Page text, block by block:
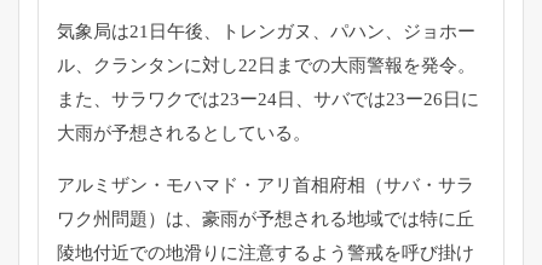
気象局は21日午後、トレンガヌ、パハン、ジョホー
ル、
クランタンに対し22日までの大雨警報を発令。
また、 サラワクでは23ー24日、 サバでは23ー26日に
大雨が予想されるとしている。
アルミザン・モハマド・アリ首相府相（サバ・サラ
ワク州問題） は、 豪雨が予想される地域では特に丘
陵地付近での地滑りに注意するよ う警戒を呼び掛け